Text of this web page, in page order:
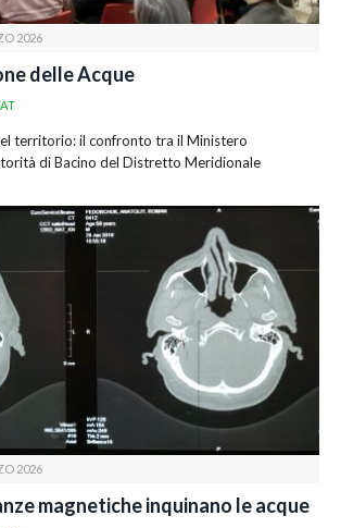
2026
delle Acque
territorio: il confronto tra il Ministero
di Bacino del Distretto Meridionale
2026
magnetiche inquinano le acque